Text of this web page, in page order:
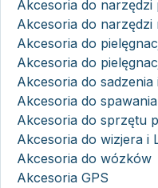
Akcesoria do
Akcesoria do
Akcesoria do
Akcesoria do
Akcesoria do
Akcesoria do
Akcesoria do sprzętu
Akcesoria do wizjera i
Akcesoria do wózków
Akcesoria GPS